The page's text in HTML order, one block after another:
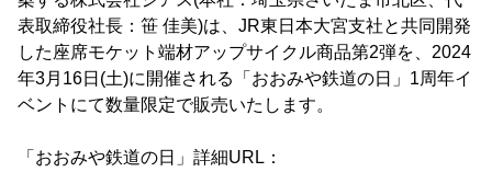
表取締役社長：笹 佳美)は、JR東日本大宮支社と共同開発
した座席モケット端材アップサイクル商品第2弾を、2024
年3月16日(土)に開催される「おおみや鉄道の日」1周年イ
ベントにて数量限定で販売いたします。
「おおみや鉄道の日」詳細URL：